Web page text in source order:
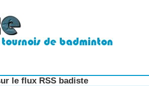
le flux RSS badiste